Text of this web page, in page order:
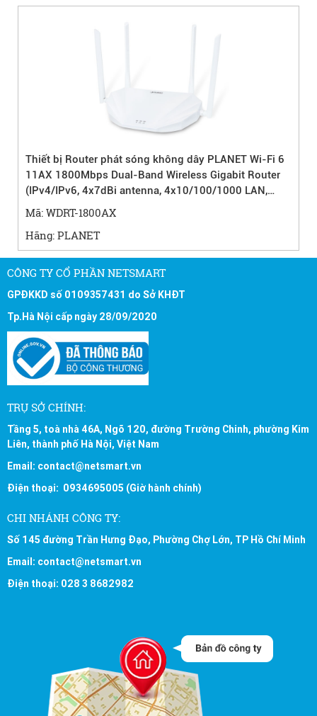
Thiết bị Router phát sóng không dây PLANET Wi-Fi 6
11AX 1800Mbps Dual-Band Wireless Gigabit Router
(IPv4/IPv6, 4x7dBi antenna, 4x10/100/1000 LAN,
WPA3, EasyMesh, supports Router/Bridge/Relay/WSIP
Mã: WDRT-1800AX
Hãng: PLANET
CÔNG TY CỔ PHẦN NETSMART
GPĐKKD số 0109357431 do Sở KHĐT
Tp.Hà Nội cấp ngày 28/09/2020
TRỤ SỞ CHÍNH:
Tầng 5, toà nhà 46A, Ngõ 120, đường Trường Chinh, phường Kim
Liên, thành phố Hà Nội, Việt Nam
Email: contact@netsmart.vn
Điện thoại: 0934695005 (Giờ hành chính)
CHI NHÁNH CÔNG TY:
Số 145 đường Trần Hưng Đạo, Phường Chợ Lớn, TP Hồ Chí Minh
Email: contact@netsmart.vn
Điện thoại: 028 3 8682982